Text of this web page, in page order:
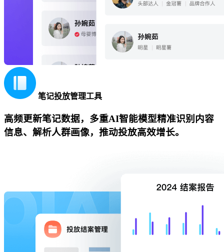
笔记投放管理工具
高频更新笔记数据，多重AI智能模型精准识别内容
信息、解析人群画像，推动投放高效增长。